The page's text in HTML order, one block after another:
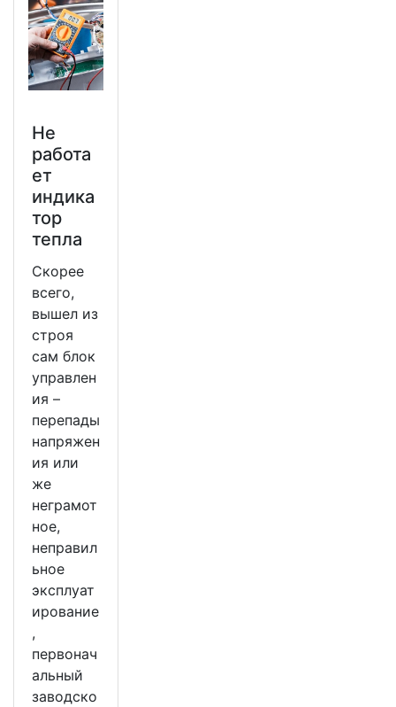
Не
работа
ет
индика
тор
тепла
Скорее
всего,
вышел из
строя
сам блок
управлен
ия –
перепады
напряжен
ия или
же
неграмот
ное,
неправил
ьное
эксплуат
ирование
,
первонач
альный
заводско